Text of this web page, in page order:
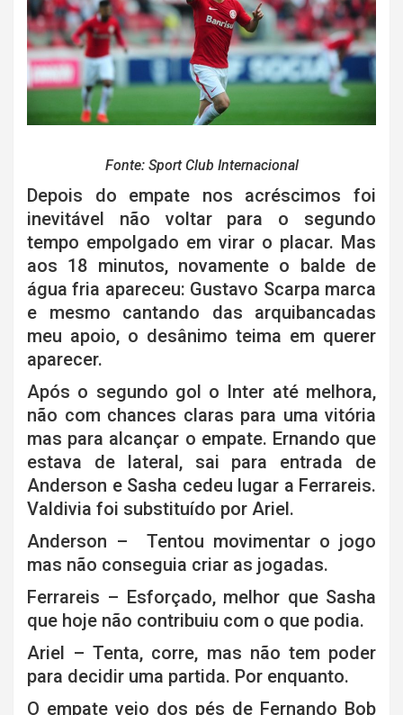
Fonte: Sport Club Internacional
Depois do empate nos acréscimos foi
inevitável não voltar para o segundo
tempo empolgado em virar o placar. Mas
aos 18 minutos, novamente o balde de
água fria apareceu: Gustavo Scarpa marca
e mesmo cantando das arquibancadas
meu apoio, o desânimo teima em querer
aparecer.
Após o segundo gol o Inter até melhora,
não com chances claras para uma vitória
mas para alcançar o empate. Ernando que
estava de lateral, sai para entrada de
Anderson e Sasha cedeu lugar a Ferrareis.
Valdivia foi substituído por Ariel.
Anderson – Tentou movimentar o jogo
mas não conseguia criar as jogadas.
Ferrareis – Esforçado, melhor que Sasha
que hoje não contribuiu com o que podia.
Ariel – Tenta, corre, mas não tem poder
para decidir uma partida. Por enquanto.
O empate veio dos pés de Fernando Bob